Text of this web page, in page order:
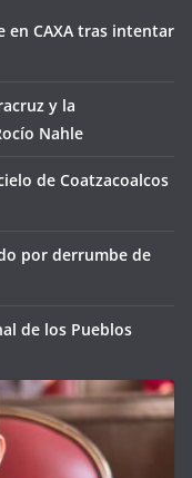
en CAXA tras intentar
y la
Nahle
de Coatzacoalcos
por derrumbe de
de los Pueblos